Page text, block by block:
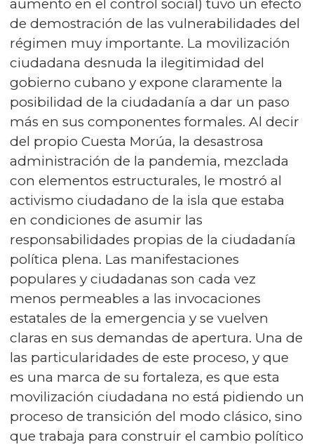
aumento en el control social) tuvo un efecto
de demostración de las vulnerabilidades del
régimen muy importante. La movilización
ciudadana desnuda la ilegitimidad del
gobierno cubano y expone claramente la
posibilidad de la ciudadanía a dar un paso
más en sus componentes formales. Al decir
del propio Cuesta Morúa, la desastrosa
administración de la pandemia, mezclada
con elementos estructurales, le mostró al
activismo ciudadano de la isla que estaba
en condiciones de asumir las
responsabilidades propias de la ciudadanía
política plena. Las manifestaciones
populares y ciudadanas son cada vez
menos permeables a las invocaciones
estatales de la emergencia y se vuelven
claras en sus demandas de apertura. Una de
las particularidades de este proceso, y que
es una marca de su fortaleza, es que esta
movilización ciudadana no está pidiendo un
proceso de transición del modo clásico, sino
que trabaja para construir el cambio político